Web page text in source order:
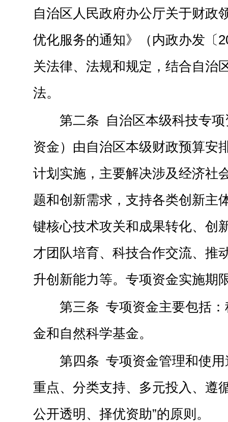
自治区人民政府办公厅关于财政
优化服务的通知》（内政办发
关法律、法规和规定，结合自治
法。
第二条 自治区本级科技专
资金）由自治区本级财政预算安
计划实施，主要解决涉及经济社
题和创新需求，支持各类创新主
键核心技术攻关和成果转化、创
才团队培育、科技合作交流、推
升创新能力等。专项资金实施期
第三条 专项资金主要包括
金和自然科学基金。
第四条 专项资金管理和使用
重点、分类支持、多元投入、遵
公开透明、择优资助”的原则。